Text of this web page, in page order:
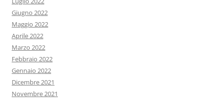
Giugno 2022
Maggio 2022
Aprile 2022
Marzo 2022
Febbraio 2022
Gennaio 2022
Dicembre 2021
Novembre 2021